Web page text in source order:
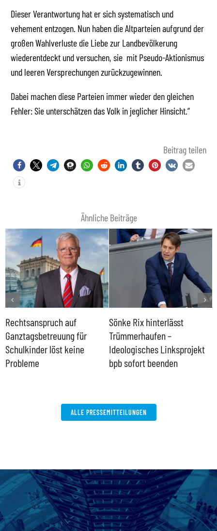
Dieser Verantwortung hat er sich systematisch und
vehement entzogen. Nun haben die Altparteien aufgrund der
großen Wahlverluste die Liebe zur Landbevölkerung
wiederentdeckt und versuchen, sie mit Pseudo-Aktionismus
und leeren Versprechungen zurückzugewinnen.
Dabei machen diese Parteien immer wieder den gleichen
Fehler: Sie unterschätzen das Volk in jeglicher Hinsicht.“
Beitrag teilen
Ähnliche Beiträge
Rechtsanspruch auf
Ganztagsbetreuung für
Schulkinder löst keine
Probleme
Sönke Rix hinterlässt
Trümmerhaufen –
Ideologisches Linksprojekt
bpb sofort beenden
ALLE PRESSEMITTEILUNGEN